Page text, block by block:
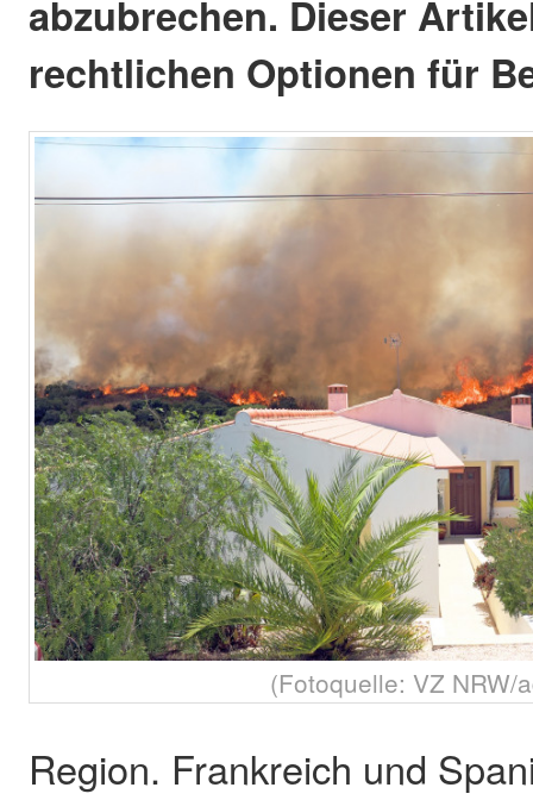
abzubrechen. Dieser
rechtlichen Optionen für
(Fotoquelle: VZ NRW/
Region. Frankreich und